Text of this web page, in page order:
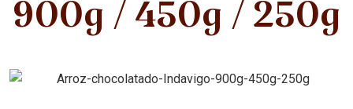
900g / 450g / 250g